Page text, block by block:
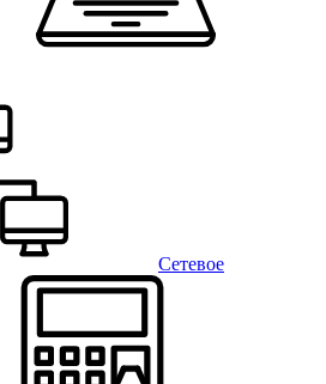
Сетевое